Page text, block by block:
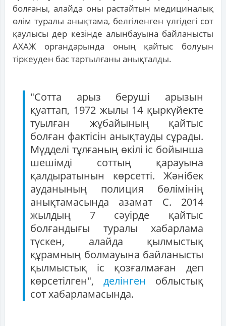
болғаны, алайда оны растайтын медициналық
өлім туралы анықтама, белгіленген үлгідегі сот
қаулысы дер кезінде алынбауына байланысты
АХАЖ органдарында оның қайтыс болуын
тіркеуден бас тартылғаны анықталды.
"Сотта арыз беруші арызын
қуаттап, 1972 жылы 14 қыркүйекте
туылған жұбайының қайтыс
болған фактісін анықтауды сұрады.
Мүдделі тұлғаның өкілі іс бойынша
шешімді соттың қарауына
қалдыратынын көрсетті. Жәнібек
ауданының полиция бөлімінің
анықтамасында азамат С. 2014
жылдың 7 сәуірде қайтыс
болғандығы туралы хабарлама
түскен, алайда қылмыстық
құрамның болмауына байланысты
қылмыстық іс қозғалмаған деп
көрсетілген", делінген облыстық
сот хабарламасында.